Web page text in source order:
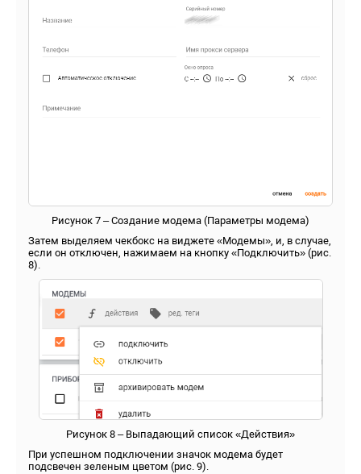
Рисунок 7 – Создание модема (Параметры модема)
Затем выделяем чекбокс на виджете «Модемы», и, в случае,
если он отключен, нажимаем на кнопку «Подключить» (рис.
8).
Рисунок 8 – Выпадающий список «Действия»
При успешном подключении значок модема будет
подсвечен зеленым цветом (рис. 9).